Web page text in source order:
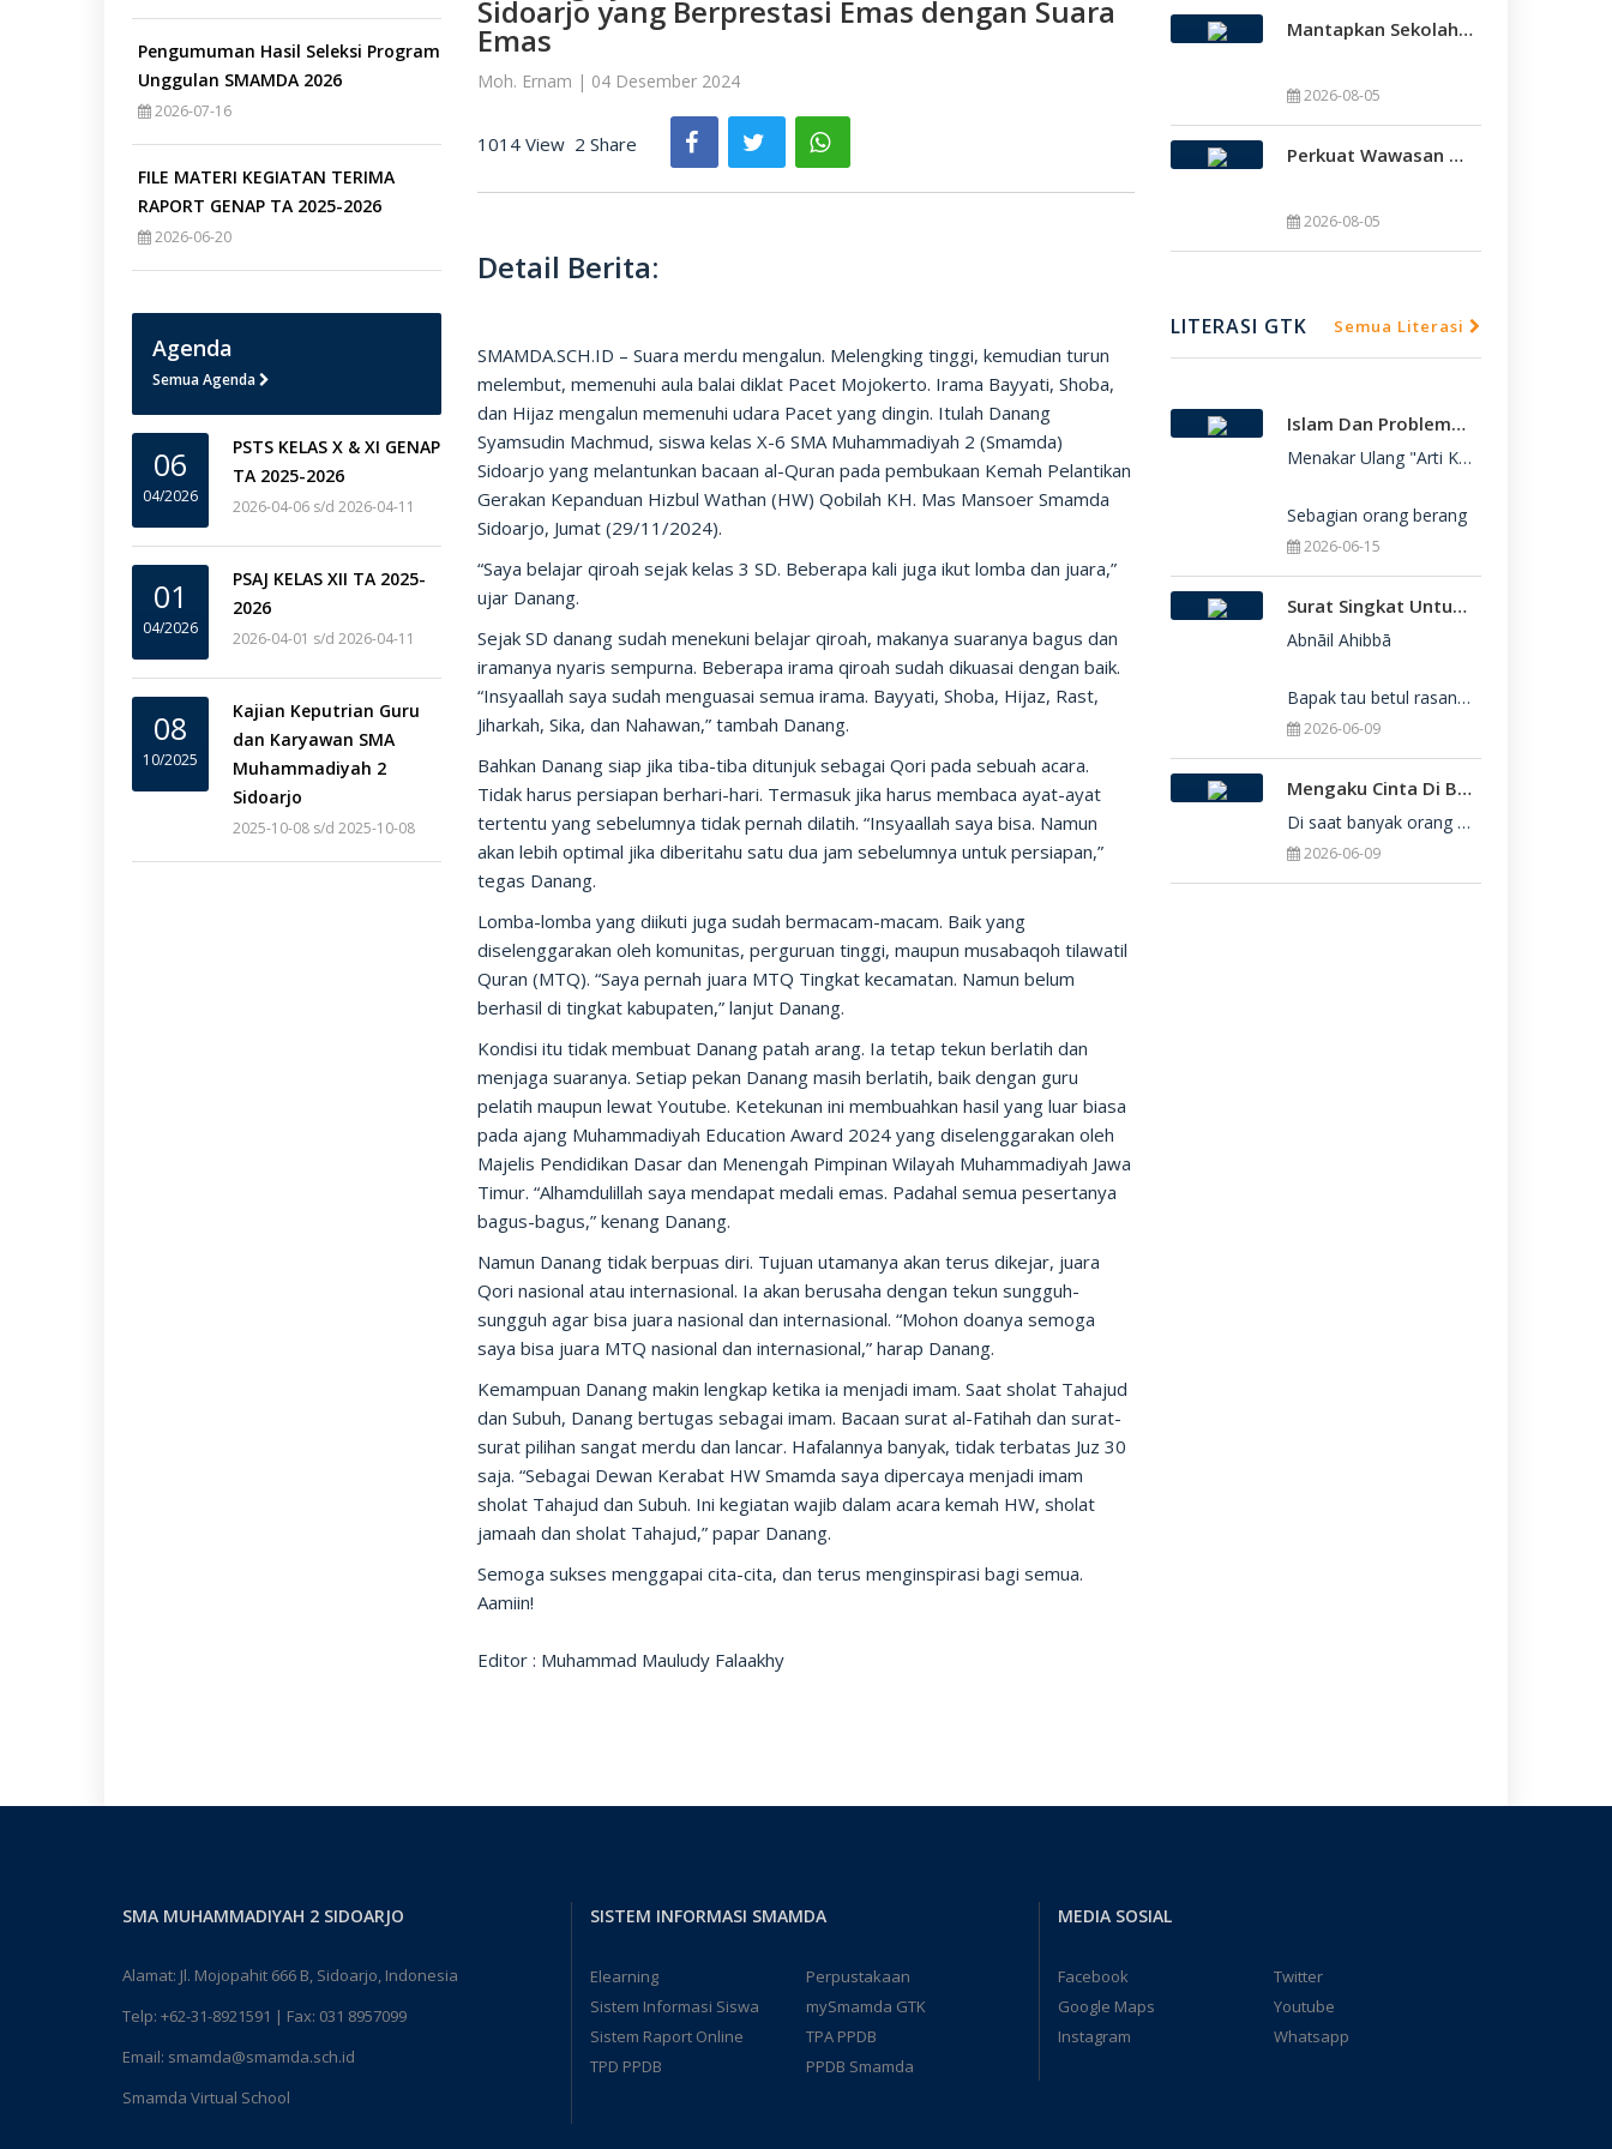
Pengumuman Hasil Seleksi Program
Unggulan SMAMDA 2026
2026-07-16
FILE MATERI KEGIATAN TERIMA
RAPORT GENAP TA 2025-2026
2026-06-20
Agenda
Semua Agenda
06
04/2026
PSTS KELAS X & XI GENAP
TA 2025-2026
2026-04-06 s/d 2026-04-11
01
04/2026
PSAJ KELAS XII TA 2025-
2026
2026-04-01 s/d 2026-04-11
08
10/2025
Kajian Keputrian Guru
dan Karyawan SMA
Muhammadiyah 2
Sidoarjo
2025-10-08 s/d 2025-10-08
Sidoarjo yang Berprestasi Emas dengan Suara
Emas
Moh. Ernam | 04 Desember 2024
1014 View 2 Share
Detail Berita:
SMAMDA.SCH.ID – Suara merdu mengalun. Melengking tinggi, kemudian turun
melembut, memenuhi aula balai diklat Pacet Mojokerto. Irama Bayyati, Shoba,
dan Hijaz mengalun memenuhi udara Pacet yang dingin. Itulah Danang
Syamsudin Machmud, siswa kelas X-6 SMA Muhammadiyah 2 (Smamda)
Sidoarjo yang melantunkan bacaan al-Quran pada pembukaan Kemah Pelantikan
Gerakan Kepanduan Hizbul Wathan (HW) Qobilah KH. Mas Mansoer Smamda
Sidoarjo, Jumat (29/11/2024).
“Saya belajar qiroah sejak kelas 3 SD. Beberapa kali juga ikut lomba dan juara,”
ujar Danang.
Sejak SD danang sudah menekuni belajar qiroah, makanya suaranya bagus dan
iramanya nyaris sempurna. Beberapa irama qiroah sudah dikuasai dengan baik.
“Insyaallah saya sudah menguasai semua irama. Bayyati, Shoba, Hijaz, Rast,
Jiharkah, Sika, dan Nahawan,” tambah Danang.
Bahkan Danang siap jika tiba-tiba ditunjuk sebagai Qori pada sebuah acara.
Tidak harus persiapan berhari-hari. Termasuk jika harus membaca ayat-ayat
tertentu yang sebelumnya tidak pernah dilatih. “Insyaallah saya bisa. Namun
akan lebih optimal jika diberitahu satu dua jam sebelumnya untuk persiapan,”
tegas Danang.
Lomba-lomba yang diikuti juga sudah bermacam-macam. Baik yang
diselenggarakan oleh komunitas, perguruan tinggi, maupun musabaqoh tilawatil
Quran (MTQ). “Saya pernah juara MTQ Tingkat kecamatan. Namun belum
berhasil di tingkat kabupaten,” lanjut Danang.
Kondisi itu tidak membuat Danang patah arang. Ia tetap tekun berlatih dan
menjaga suaranya. Setiap pekan Danang masih berlatih, baik dengan guru
pelatih maupun lewat Youtube. Ketekunan ini membuahkan hasil yang luar biasa
pada ajang Muhammadiyah Education Award 2024 yang diselenggarakan oleh
Majelis Pendidikan Dasar dan Menengah Pimpinan Wilayah Muhammadiyah Jawa
Timur. “Alhamdulillah saya mendapat medali emas. Padahal semua pesertanya
bagus-bagus,” kenang Danang.
Namun Danang tidak berpuas diri. Tujuan utamanya akan terus dikejar, juara
Qori nasional atau internasional. Ia akan berusaha dengan tekun sungguh-
sungguh agar bisa juara nasional dan internasional. “Mohon doanya semoga
saya bisa juara MTQ nasional dan internasional,” harap Danang.
Kemampuan Danang makin lengkap ketika ia menjadi imam. Saat sholat Tahajud
dan Subuh, Danang bertugas sebagai imam. Bacaan surat al-Fatihah dan surat-
surat pilihan sangat merdu dan lancar. Hafalannya banyak, tidak terbatas Juz 30
saja. “Sebagai Dewan Kerabat HW Smamda saya dipercaya menjadi imam
sholat Tahajud dan Subuh. Ini kegiatan wajib dalam acara kemah HW, sholat
jamaah dan sholat Tahajud,” papar Danang.
Semoga sukses menggapai cita-cita, dan terus menginspirasi bagi semua.
Aamiin!
Editor : Muhammad Mauludy Falaakhy
Mantapkan Sekolah Model, SMAMDA Sidoarjo Perkuat Pembelajaran Mendalam Dan KKA
2026-08-05
Perkuat Wawasan Global, SMAMDA Sidoarjo Gelar International Talk Show Bersama Mahasiswa Turki
SMAMDA.SCH.ID – SMA
2026-08-05
LITERASI GTK Semua Literasi
Islam Dan Problematika Para Pemuda
Menakar Ulang "Arti Kebebasan":
Sebagian orang berang
2026-06-15
Surat Singkat Untukmu Yang Belum Juga Diterima Di Perguruan Tinggi
Abnāil Ahibbā
Bapak tau betul rasanya berat sekali ketika dirimu belum juga diterima di Perguru
2026-06-09
Mengaku Cinta Di Balik Keterbatasan: Seni Menerima Diri Di Hadapan Ilahi
Di saat banyak orang yang serba menuntut kesempurnaan, kita sering kali terjebak dalam rasa bersalah
2026-06-09
SMA MUHAMMADIYAH 2 SIDOARJO
Alamat: Jl. Mojopahit 666 B, Sidoarjo, Indonesia
Telp: +62-31-8921591 | Fax: 031 8957099
Email: smamda@smamda.sch.id
Smamda Virtual School
SISTEM INFORMASI SMAMDA
Elearning
Perpustakaan
Sistem Informasi Siswa
mySmamda GTK
Sistem Raport Online
TPA PPDB
TPD PPDB
PPDB Smamda
MEDIA SOSIAL
Facebook
Twitter
Google Maps
Youtube
Instagram
Whatsapp